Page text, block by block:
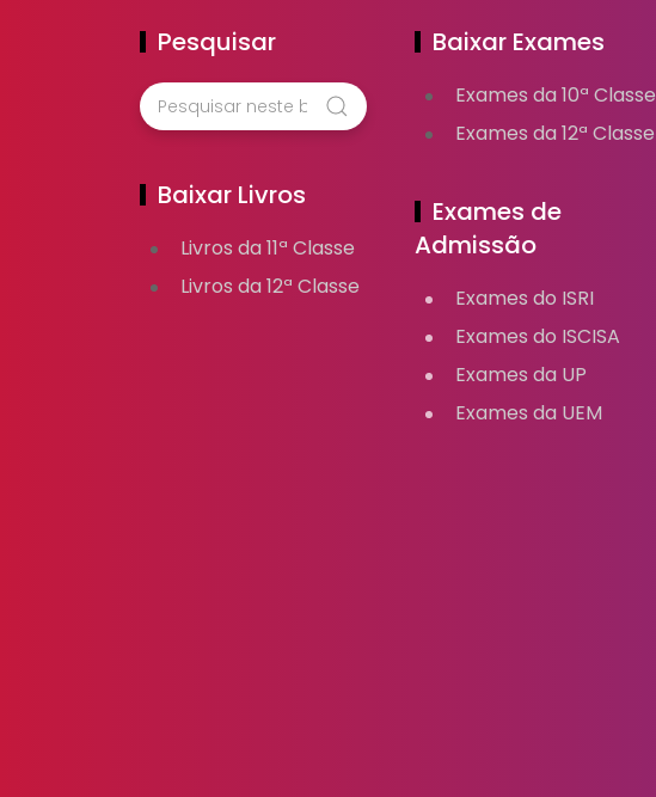
Pesquisar
Baixar Livros
Livros da 11ª Classe
Livros da 12ª Classe
Baixar Exames
Exames da 10ª Classe
Exames da 12ª Classe
Exames de
Admissão
Exames do ISRI
Exames do ISCISA
Exames da UP
Exames da UEM